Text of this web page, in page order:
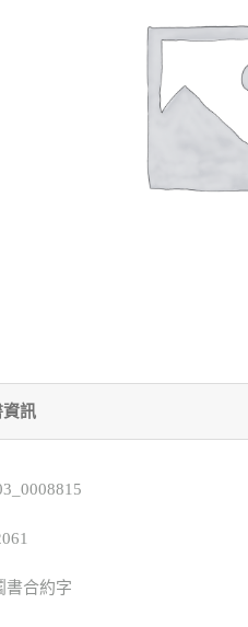
資訊
書合約字